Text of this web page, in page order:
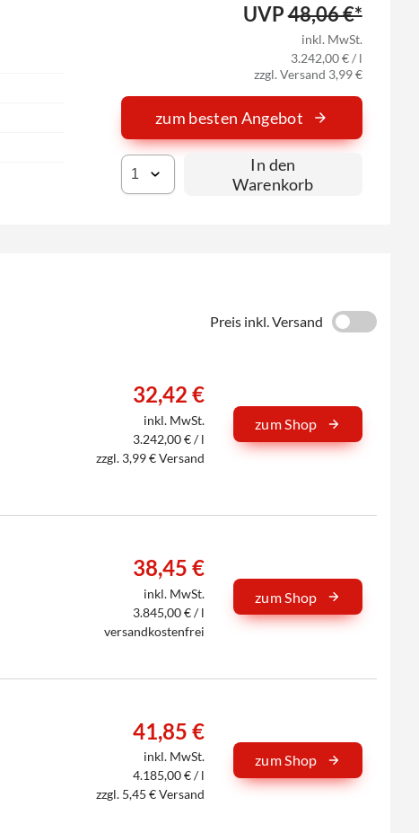
UVP48,06 €*
inkl. MwSt.
3.242,00 € / l
zzgl. Versand 3,99 €
zum besten Angebot
In den
Warenkorb
Preis inkl. Versand
32,42 €
inkl. MwSt.
3.242,00 € / l
zzgl. 3,99 € Versand
zum Shop
38,45 €
inkl. MwSt.
3.845,00 € / l
versandkostenfrei
zum Shop
41,85 €
inkl. MwSt.
4.185,00 € / l
zzgl. 5,45 € Versand
zum Shop